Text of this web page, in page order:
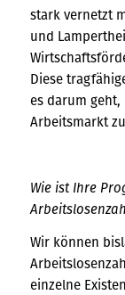
stark vernetzt
und
Diese
es darum
Arbeitsmarkt
Wie ist Ihre
Wir können
einzelne